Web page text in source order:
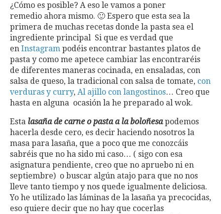
¿Cómo es posible? A eso le vamos a poner
remedio ahora mismo. 🙂 Espero que esta sea la
primera de muchas recetas donde la pasta sea el
ingrediente principal Si que es verdad que
en Instagram podéis encontrar bastantes platos de
pasta y como me apetece cambiar las encontraréis
de diferentes maneras cocinada, en ensaladas, con
salsa de queso, la tradicional con salsa de tomate, con
verduras y curry, Al ajillo con langostinos… Creo que
hasta en alguna ocasión la he preparado al wok.
Esta lasaña de carne o pasta a la boloñesapodemos
hacerla desde cero, es decir haciendo nosotros la
masa para lasaña, que a poco que me conozcáis
sabréis que no ha sido mi caso… ( sigo con esa
asignatura pendiente, creo que no apruebo ni en
septiembre) o buscar algún atajo para que no nos
lleve tanto tiempo y nos quede igualmente deliciosa.
Yo he utilizado las láminas de la lasaña ya precocidas,
eso quiere decir que no hay que cocerlas